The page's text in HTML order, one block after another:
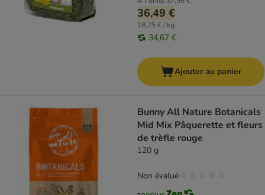
36,49 €
18,25 € / kg
34,67 €
Ajouter au panier
Bunny All Nature Botanicals
Mid Mix Pâquerette et fleurs
de trèfle rouge
120 g
Non évalué